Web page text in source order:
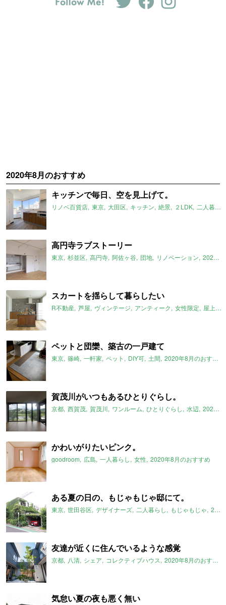
2020年8月のおすすめ
キッチンで毎日、空を見上げて。
リノベ百貨店 東京 大田区 キッチン 絶景 ２LDK 二人暮らし
高円寺ラブストーリー
東京 杉並区 高円寺 阿佐ヶ谷 団地 リノベーション 2020年8月のおすすめ
スカートを揺らして暮らしたい
R不動産 芦屋 ヴィンテージ アンティーク 女性限定 屋上付き
ペットと団欒、築古の一戸建て
東京 篠崎 一軒家 ペット DIY可 土間 2020年8月のおすすめ
賀茂川がいつもあるひとりぐらし。
京都 西賀茂 賀茂川 ワンルーム ひとりぐらし 水辺 2020年8月のおすすめ
かわいがりたいピンク。
goodroom 広島 一人暮らし 女性 2020年8月のおすすめ
ある夏の日の、もじゃもじゃ邸にて。
東京 世田谷区 デザイナーズ 二人暮らし もじゃもじゃ 2020年8月のおすすめ
友達が近くに住んでいるような感覚
京都 八清 シェア コレクティブハウス 2020年8月のおすすめ
気怠い夏の夜も悪く無い